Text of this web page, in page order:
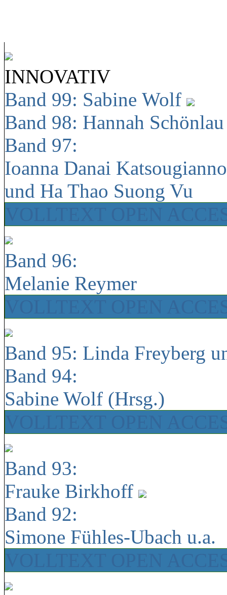
INNOVATIV
Band 99: Sabine Wolf
Band 98: Hannah
Band 97:
Ioanna Danai
und Ha Thao Suong Vu
Band 96:
Melanie Reymer
Band 95: Linda Freyberg
Band 94:
Sabine Wolf (Hrsg.)
Band 93:
Frauke Birkhoff
Band 92:
Simone Fühles-Ubach u.a.